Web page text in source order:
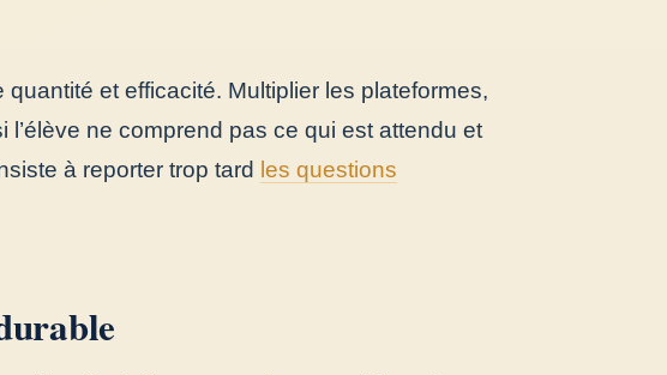
et efficacité. Multiplier les plateformes,
ne comprend pas ce qui est attendu et
à reporter trop tard les questions